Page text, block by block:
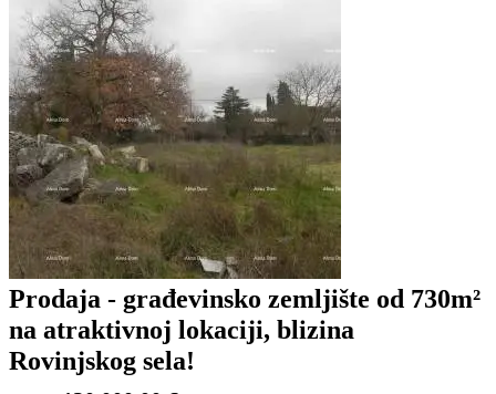
Prodaja - građevinsko zemljište od 730m²
na atraktivnoj lokaciji, blizina
Rovinjskog sela!